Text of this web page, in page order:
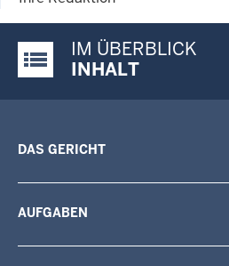
Justiz-Portal im Überblick:
IM ÜBERBLICK
INHALT
DAS GERICHT
AUFGABEN